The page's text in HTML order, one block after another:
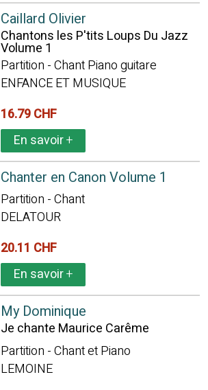
Caillard Olivier
Chantons les P'tits Loups Du Jazz
Volume 1
Partition - Chant Piano guitare
ENFANCE ET MUSIQUE
16.79 CHF
En savoir+
Chanter en Canon Volume 1
Partition - Chant
DELATOUR
20.11 CHF
En savoir+
My Dominique
Je chante Maurice Carême
Partition - Chant et Piano
LEMOINE